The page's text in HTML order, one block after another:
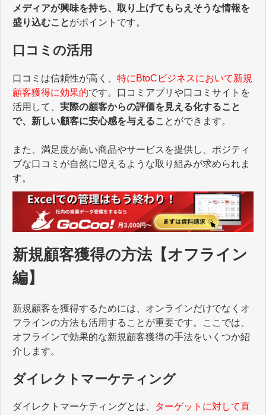
メディアが興味を持ち、取り上げてもらえそうな情報を
盛り込むことがポイントです。
口コミの活用
口コミは信頼性が高く、 特にBtoCビジネスにおいて新規
顧客獲得に効果的です。口コミアプリや口コミサイトを
活用して、 実際の顧客からの評価を見える化すること
で、新しい顧客に安心感を与えることができます。
また、満足度が高い商品やサービスを提供し、ポジティ
ブな口コミが自然に増えるような取り組みが求められま
す。
新規顧客獲得の方法【オフライン
編】
新規顧客を獲得するためには、オンラインだけでなくオ
フラインの方法も活用することが重要です。ここでは、
オフラインで効果的な新規顧客獲得の手法をいくつか紹
介します。
ダイレクトマーケティング
ダイレクトマーケティングとは、
ターゲットに対して直